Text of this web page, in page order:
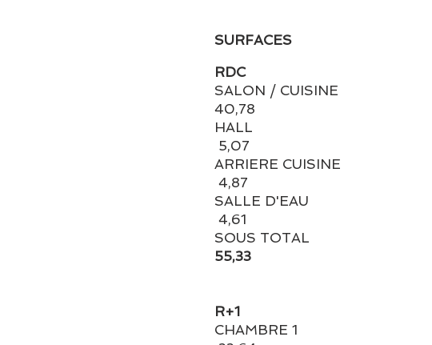
SURFACES
RDC
SALON / CUISINE
40,78
HALL
5,07
ARRIERE CUISINE
4,87
SALLE D'EAU
4,61
SOUS TOTAL
55,33
R+1
CHAMBRE 1